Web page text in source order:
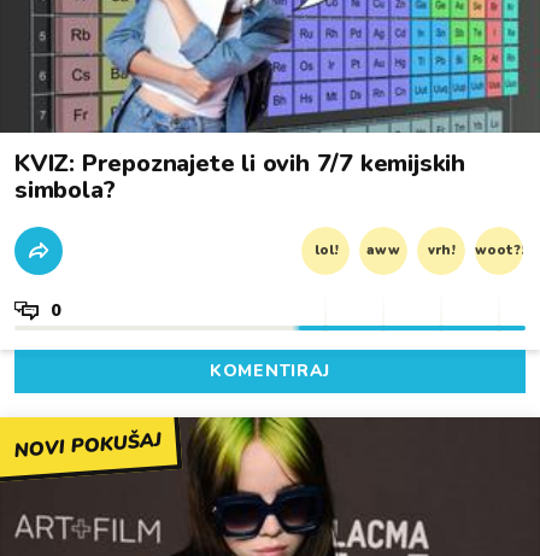
KVIZ: Prepoznajete li ovih 7/7 kemijskih
simbola?
lol! aww vrh! woot?!
0
KOMENTIRAJ
NOVI POKUŠAJ